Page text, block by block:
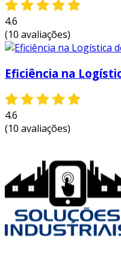
estes exemplos destacam
soluções são projetadas
operações e garantir um
4.6
(10 avaliações)
Eficiência na
4.6
(10 avaliações)